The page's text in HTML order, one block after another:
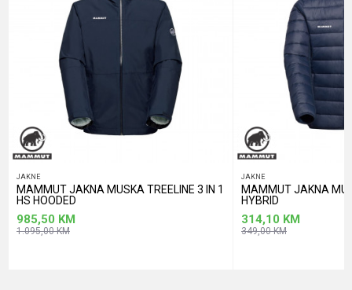
POŠALJI
JAKNE
MAMMUT JAKNA MUSKA TREELINE 3 IN 1
HS HOODED
985,50 KM
1.095,00KM
JAKNE
MAMMUT JAKNA
HYBRID
314,10 KM
349,00KM